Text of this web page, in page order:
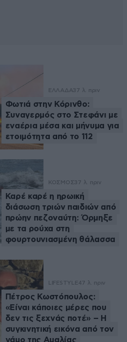
ΕΛΛΑΔΑ37 λ. πριν
Φωτιά στην Κόρινθο:
Συναγερμός στο Στεφάνι με
εναέρια μέσα και μήνυμα για
ετοιμότητα από το 112
ΚΟΣΜΟΣ37 λ. πριν
Καρέ καρέ η ηρωική
διάσωση τριών παιδιών από
πρώην πεζοναύτη: Όρμηξε
με τα ρούχα στη
φουρτουνιασμένη θάλασσα
LIFESTYLE47 λ. πριν
Πέτρος Κωστόπουλος:
«Είναι κάποιες μέρες που
δεν τις ξεχνάς ποτέ» – Η
συγκινητική εικόνα από τον
γάμο της Αμαλίας